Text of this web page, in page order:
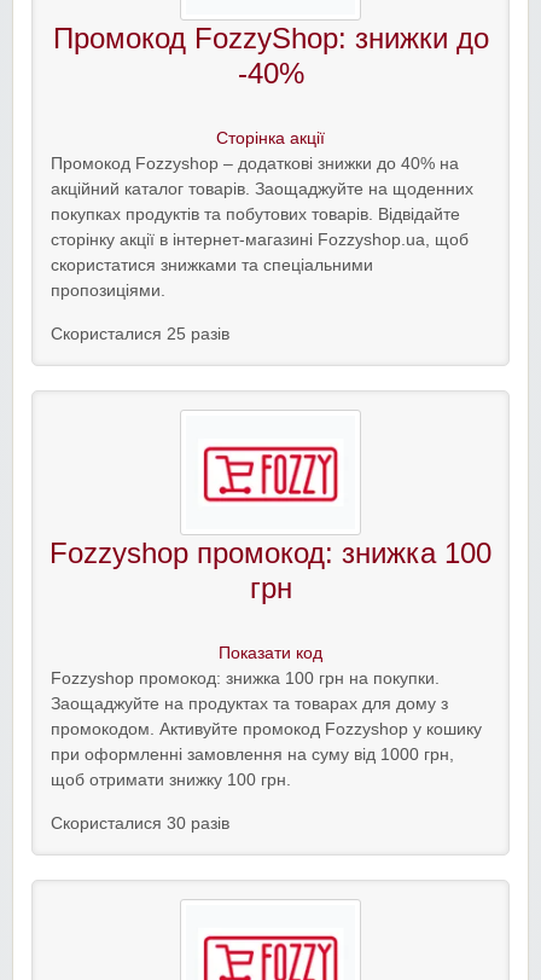
Промокод FozzyShop: знижки до
-40%
Сторінка акції
Промокод Fozzyshop – додаткові знижки до 40% на
акційний каталог товарів. Заощаджуйте на щоденних
покупках продуктів та побутових товарів. Відвідайте
сторінку акції в інтернет-магазині Fozzyshop.ua, щоб
скористатися знижками та спеціальними
пропозиціями.
Скористалися 25 разів
Fozzyshop промокод: знижка 100
грн
Показати код
Fozzyshop промокод: знижка 100 грн на покупки.
Заощаджуйте на продуктах та товарах для дому з
промокодом. Активуйте промокод Fozzyshop у кошику
при оформленні замовлення на суму від 1000 грн,
щоб отримати знижку 100 грн.
Скористалися 30 разів